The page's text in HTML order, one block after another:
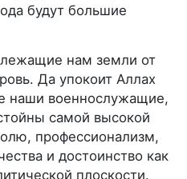
будут большие
нам земли от
Да упокоит Аллах
наши военнослужащие,
самой высокой
профессионализм,
и достоинство как
плоскости.